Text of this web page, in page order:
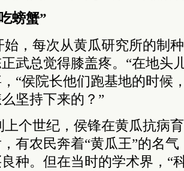
螃蟹”
始，每次从黄瓜研究所的制
武总觉得膝盖疼。“在地头
“侯院长他们跑基地的时候
坚持下来的？”
上个世纪，侯锋在黄瓜抗病
有农民奔着“黄瓜王”的名
种。但在当时的学术界，“